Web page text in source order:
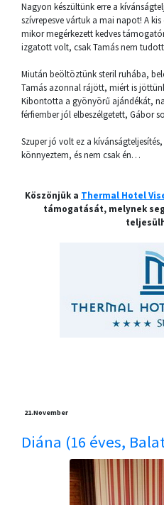
Nagyon készültünk erre a
szívrepesve vártuk a mai napot! A
mikor megérkezett kedves
izgatott volt, csak Tamás nem tudott
Miután beöltöztünk steril ruhába,
Tamás azonnal rájött, miért is
Kibontotta a gyönyörű ajándékát,
férfiember jól elbeszélgetett, Gábor
Szuper jó volt ez a
könnyeztem, és nem csak én…
Köszönjük a Thermal Hotel
támogatását, melynek
21.November
Diána (16 éves,